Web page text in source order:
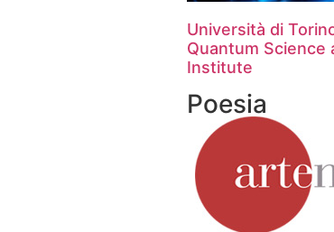
Università di
Quantum Science
Institute
Poesia